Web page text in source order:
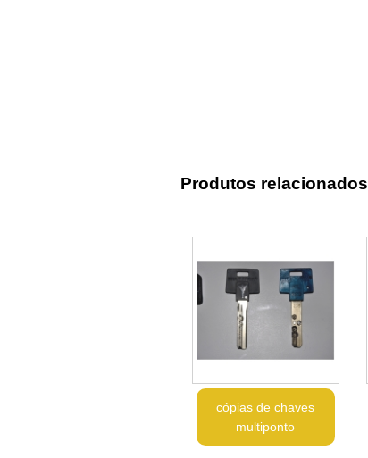
Produtos relacionados
cópias de chaves
multiponto